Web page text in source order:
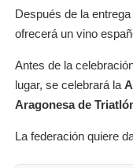
Después de la
ofrecerá un vino
Antes de la
lugar, se celebrará la
Aragonesade
La federación quiere